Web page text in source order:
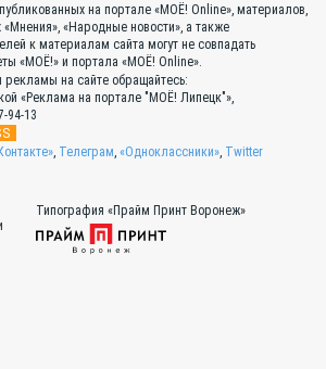
на портале «МОЁ! Online», материалов,
«Народные новости», а также
к материалам сайта могут не совпадать
«МОЁ!» и портала «МОЁ! Online».
на сайте обращайтесь:
«Реклама на портале "МОЁ! Липецк"»,
94-13
Телеграм «Одноклассники» Twitter
Типография «Прайм Принт Воронеж»